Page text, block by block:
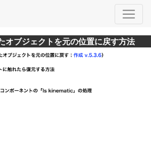
オブジェクトを元の位置に戻す方法